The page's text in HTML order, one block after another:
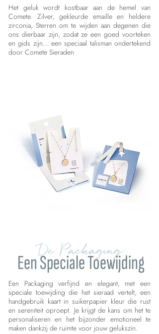
Het geluk wordt kostbaar aan de hemel van
Comete. Zilver, gekleurde emaille en heldere
zirconia, Sterren om te wijden aan degenen die
ons dierbaar zijn, zodat ze een goed voorteken
en gids zijn… een speciaal talisman ondertekend
door Comete Sieraden
De Packaging
Een Speciale Toewijding
Een Packaging verfijnd en elegant, met een
speciale toewijding die het sieraad vertelt, een
handgebruik kaart in suikerpapier kleur die rust
en sereniteit oproept. Je krijgt de kans om het te
personaliseren en het bijzonder emotioneel te
maken dankzij de ruimte voor jouw gelukszin.